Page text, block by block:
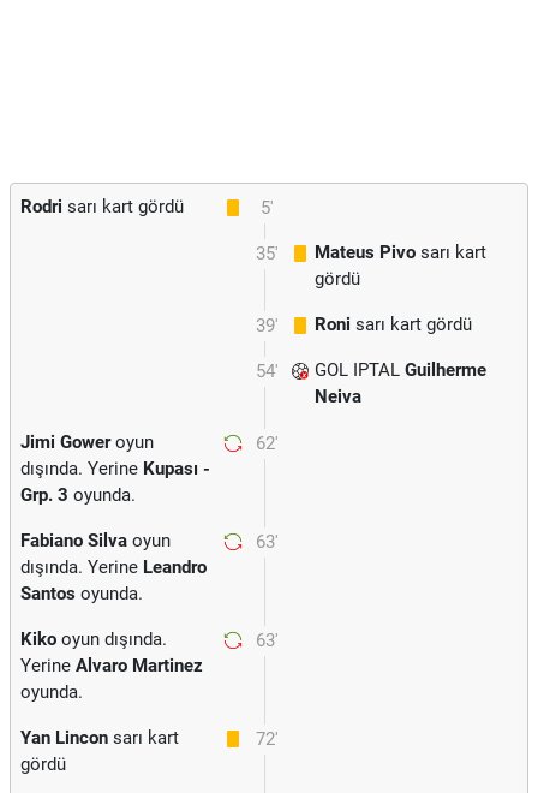
5'
Rodri sarı kart gördü
35' Mateus Pivo sarı kart
gördü
39' Roni sarı kart gördü
54' GOL IPTAL Guilherme
Neiva
62'
Jimi Goweroyun
dışında. Yerine Kupası -
Grp. 3 oyunda.
63'
Fabiano Silva oyun
dışında. Yerine Leandro
Santos oyunda.
63'
Kiko oyun dışında.
Yerine Alvaro Martinez
oyunda.
72'
Yan Lincon sarı kart
gördü